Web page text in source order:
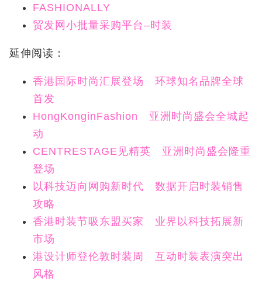
FASHIONALLY
贸发网小批量采购平台–时装
延伸阅读：
香港国际时尚汇展登场 环球知名品牌全球
首发
HongKonginFashion 亚洲时尚盛会全城起
动
CENTRESTAGE见精英 亚洲时尚盛会隆重
登场
以科技迈向网购新时代 数据开启时装销售
攻略
香港时装节吸东盟买家 业界以科技拓展新
市场
港设计师登伦敦时装周 互动时装表演突出
风格